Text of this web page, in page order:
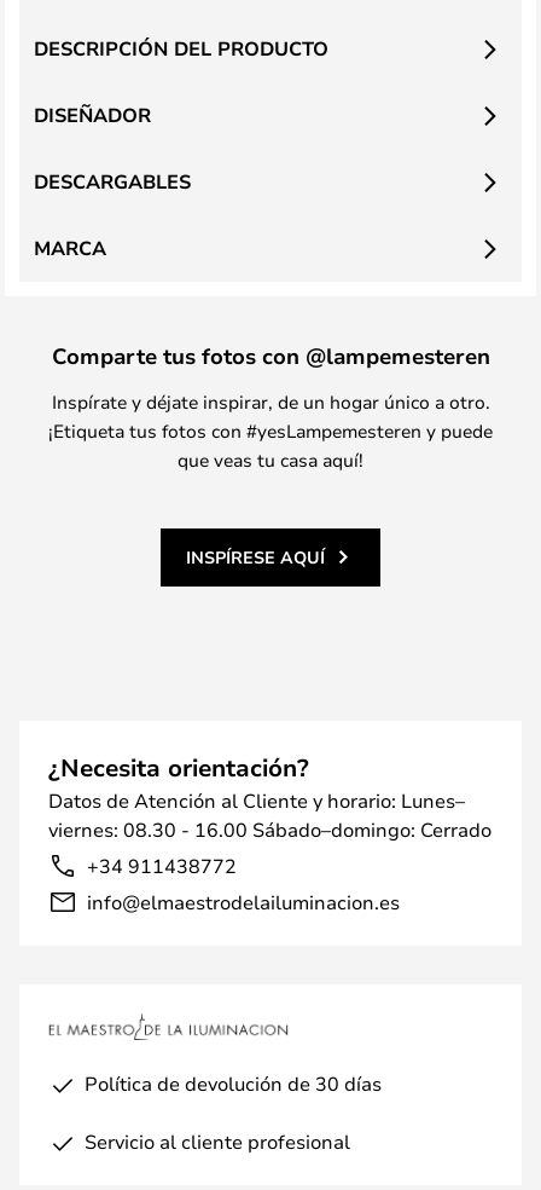
DESCRIPCIÓN DEL PRODUCTO
DISEÑADOR
DESCARGABLES
MARCA
Comparte tus fotos con @lampemesteren
Inspírate y déjate inspirar, de un hogar único a otro.
¡Etiqueta tus fotos con #yesLampemesteren y puede
que veas tu casa aquí!
INSPÍRESE AQUÍ
¿Necesita orientación?
Datos de Atención al Cliente y horario: Lunes–
viernes: 08.30 - 16.00 Sábado–domingo: Cerrado
+34 911438772
info@elmaestrodelailuminacion.es
Política de devolución de 30 días
Servicio al cliente profesional